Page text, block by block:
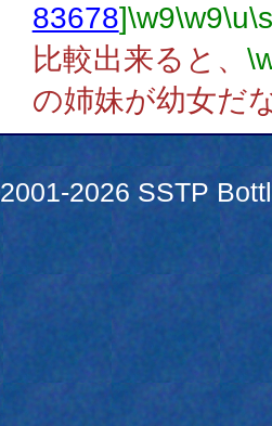
83678]\w9\w9\u
比較出来ると、
の姉妹が幼女だ
2026 SSTP